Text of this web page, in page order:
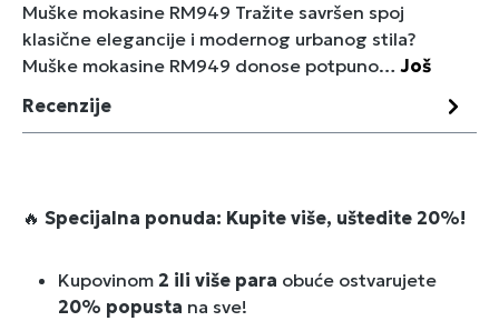
Muške mokasine RM949 Tražite savršen spoj
klasične elegancije i modernog urbanog stila?
Muške mokasine RM949 donose potpuno…Još
Recenzije
🔥 Specijalna ponuda: Kupite više, uštedite 20%!
Kupovinom 2 ili više para obuće ostvarujete
20% popusta na sve!